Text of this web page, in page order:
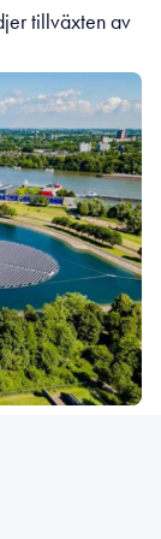
tillväxten av